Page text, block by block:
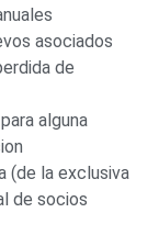
asociados
de
alguna
(de la exclusiva
de socios